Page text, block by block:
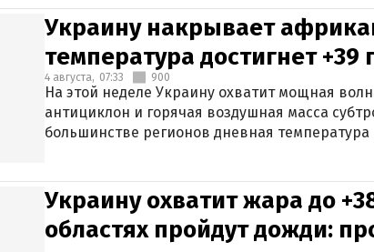
Украину накрывает
температура достигнет +39
4 августа, 07:33 900
На этой неделе Украину охватит мощная
антициклон и горячая воздушная масса
большинстве регионов дневная температура
Украину охватит жара до
областях пройдут дожди: